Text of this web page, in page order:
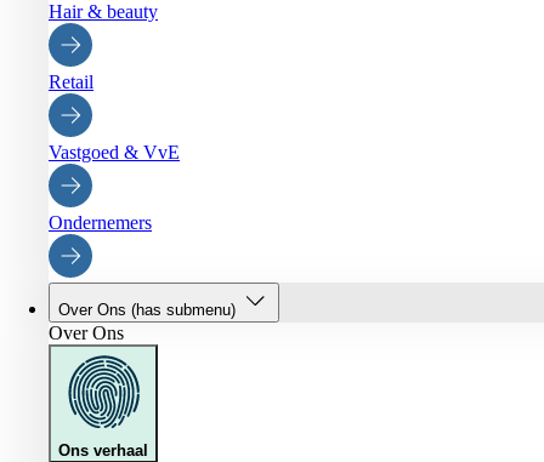
Hair & beauty
Retail
Vastgoed & VvE
Ondernemers
Over Ons (has submenu)
Over Ons
Ons verhaal